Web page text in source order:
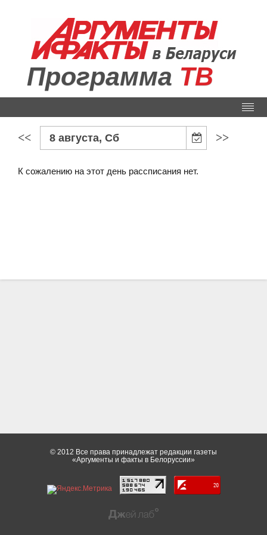
Программа ТВ
<< 8 августа, Сб >>
К сожалению на этот день рассписания нет.
© 2012 Все права принадлежат редакции газеты
«Аргументы и факты в Белоруссии»